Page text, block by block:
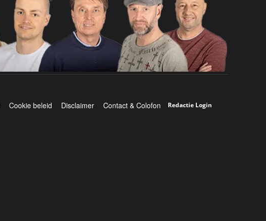
Cookie beleid Disclaimer Contact & Colofon Redactie Login